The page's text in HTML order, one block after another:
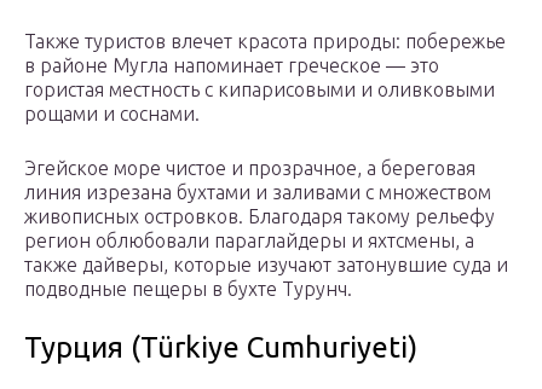
Также туристов влечет красота природы: побережье
в районе Мугла напоминает греческое — это
гористая местность с кипарисовыми и оливковыми
рощами и соснами.
Эгейское море чистое и прозрачное, а береговая
линия изрезана бухтами и заливами с множеством
живописных островков. Благодаря такому рельефу
регион облюбовали параглайдеры и яхтсмены, а
также дайверы, которые изучают затонувшие суда и
подводные пещеры в бухте Турунч.
Турция (Türkiye Cumhuriyeti)